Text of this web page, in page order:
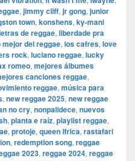
, jimmy cliff, jr gong, junior
town, konshens, ky-mani
de reggae, liberdade pra
mejor del reggae, los cafres, love
rock, luciano reggae, lucky
romeo, mejores álbumes
canciones reggae,
reggae, música para
, new reggae 2025, new reggae
no cry, nonpalidece, nuevos
, planta e raíz, playlist reggae,
, protoje, queen ifrica, rastafari
, redemption song, reggae
2023, reggae 2024, reggae